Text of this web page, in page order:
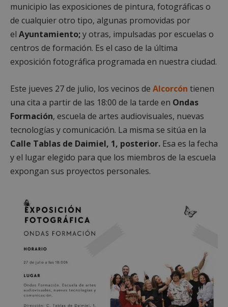
municipio las exposiciones de pintura, fotográficas o
de cualquier otro tipo, algunas promovidas por
el Ayuntamiento;y otras, impulsadas por escuelas o
centros de formación. Es el caso de la última
exposición fotográfica programada en nuestra ciudad.
Este jueves 27 de julio, los vecinos de Alcorcón tienen
una cita a partir de las 18:00 de la tarde en Ondas
Formación, escuela de artes audiovisuales, nuevas
tecnologías y comunicación. La misma se sitúa en la
Calle Tablas de Daimiel, 1, posterior. Esa es la fecha
y el lugar elegido para que los miembros de la escuela
expongan sus proyectos personales.